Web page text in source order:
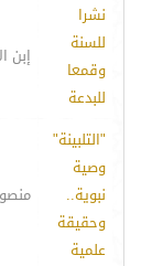
نشرا
للسنة
وقمعا
للبدعة
إبن
"التلبينة"
وصية
نبوية..
وحقيقة
علمية